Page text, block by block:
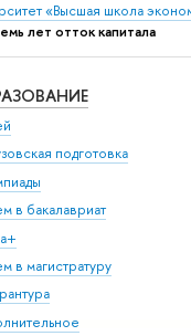
«Высшая школа
лет отток капитала
подготовка
в бакалавриат
в магистратуру